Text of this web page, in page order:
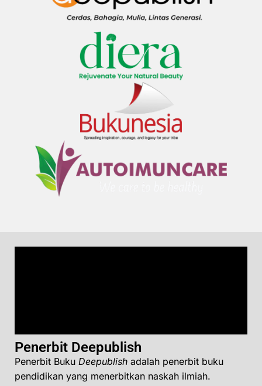
Penerbit Deepublish
Penerbit Buku Deepublish adalah penerbit buku
pendidikan yang menerbitkan naskah ilmiah.